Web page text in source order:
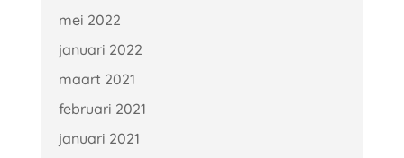
mei 2022
januari 2022
maart 2021
februari 2021
januari 2021